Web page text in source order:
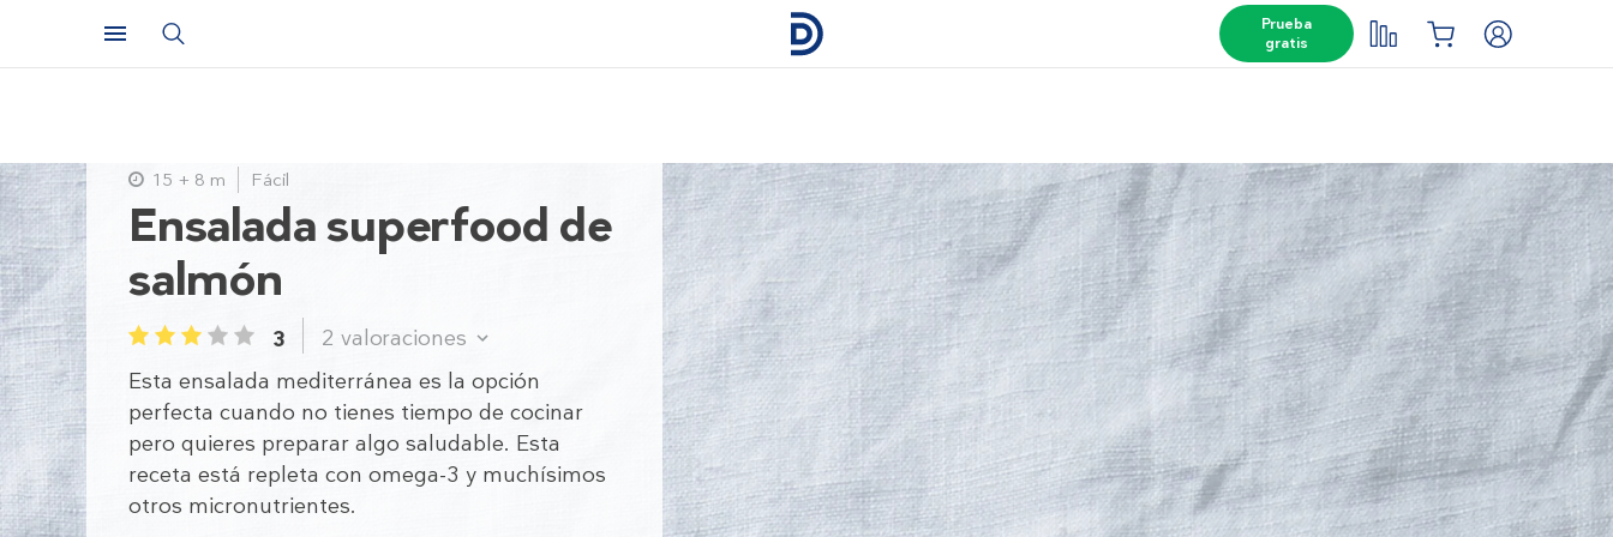
Prueba
gratis
Ensalada superfood de
salmón
1 2 3 4 5 3 2 valoraciones
Esta ensalada mediterránea es la opción
perfecta cuando no tienes tiempo de cocinar
pero quieres preparar algo saludable. Esta
receta está repleta con omega-3 y muchísimos
otros micronutrientes.
15 + 8 m Fácil